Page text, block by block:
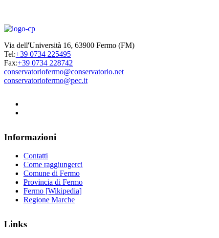
Via dell'Università 16, 63900 Fermo (FM)
Tel:+39 0734 225495
Fax:+39 0734 228742
conservatoriofermo@conservatorio.net
conservatoriofermo@pec.it
Informazioni
Contatti
Come raggiungerci
Comune di Fermo
Provincia di Fermo
Fermo [Wikipedia]
Regione Marche
Links